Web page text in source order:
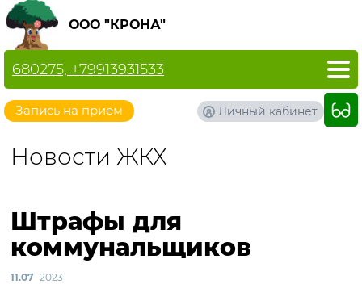
ООО "КРОНА"
Запись на прием
680275, +79913931533
Личный кабинет
Новости ЖКХ
Штрафы для
коммунальщиков
11.07 2023